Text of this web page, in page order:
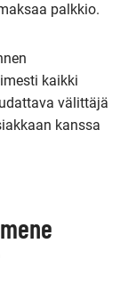
palkkio.
kaikki
välittäjä
kanssa